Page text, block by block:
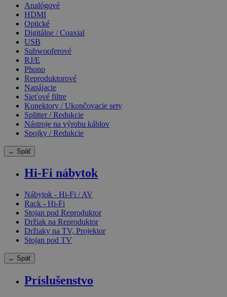
Analógové
HDMI
Optické
Digitálne / Coaxial
USB
Subwooferové
RJ/E
Phono
Reproduktorové
Napájacie
Sieťové filtre
Konektory / Ukončovacie sety
Splitter / Redukcie
Nástroje na výrobu káblov
Spojky / Redukcie
← Späť
Hi-Fi nábytok
Nábytok - Hi-Fi / AV
Rack - Hi-Fi
Stojan pod Reproduktor
Držiak na Reproduktor
Držiaky na TV, Projektor
Stojan pod TV
← Späť
Príslušenstvo